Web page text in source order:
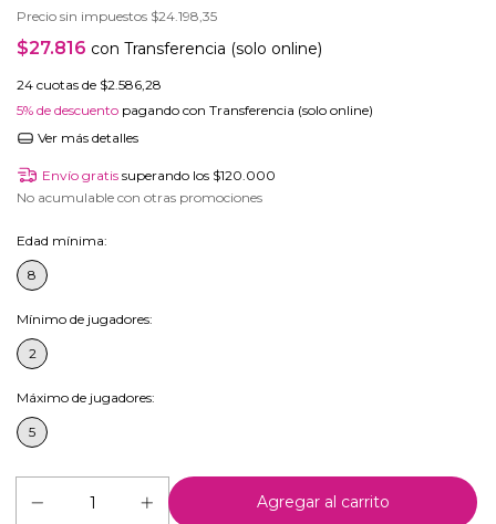
Precio sin impuestos $24.198,35
$27.816 con Transferencia (solo online)
24 cuotas de $2.586,28
5% de descuento pagando con Transferencia (solo online)
Ver más detalles
Envío gratis superando los $120.000
No acumulable con otras promociones
Edad mínima:
8
Mínimo de jugadores:
2
Máximo de jugadores:
5